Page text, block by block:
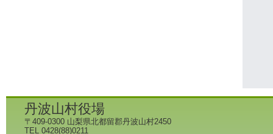
丹波山村役場
〒409-0300 山梨県北都留郡丹波山村2450
TEL 0428(88)0211